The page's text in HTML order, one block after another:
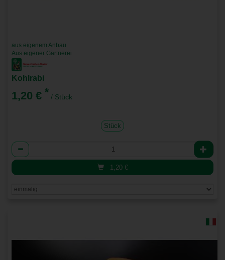
aus eigenem Anbau
Aus eigener Gärtnerei
Kohlrabi
1,20 € * / Stück
Stück
Anzahl
1,20 €